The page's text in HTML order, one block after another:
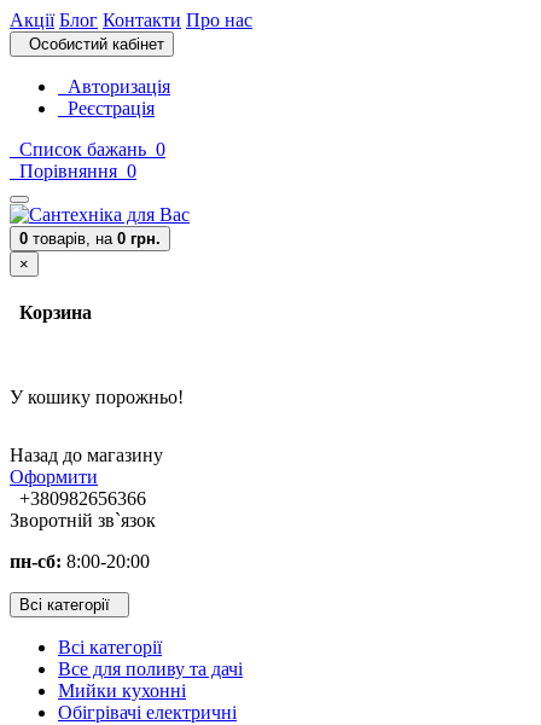
Акції Блог Контакти Про нас
Особистий кабінет
Авторизація
Реєстрація
Список бажань 0
Порівняння 0
0 товарів, на 0 грн.
×
Корзина
У кошику порожньо!
Назад до магазину
Оформити
+380982656366
Зворотній зв`язок
пн-сб: 8:00-20:00
Всі категорії
Всі категорії
Все для поливу та дачі
Мийки кухонні
Обігрівачі електричні